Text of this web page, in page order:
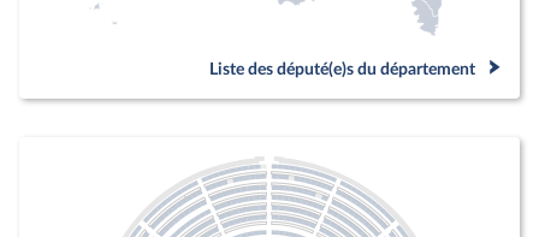
Liste des député(e)s du département